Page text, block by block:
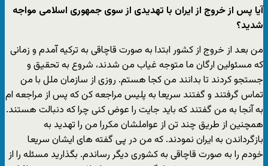
آیا پس از خروج از ایران با تهدیدی از سوی جمهوری اسلامی مواجه
شدید؟
من بعد از خروج از کشور ابتدا به صورت قاچاقی به ترکیه آمدم و زمانی
که مسئولین ارگان ما متوجه غیاب من شدند، شروع به تحقیق و
جستجو کردند تا بدانند من کجا هستم. روزی از سازمان ملل با من
تماس گرفتند و گفتند سریعا به پلیس مراجعه کن که پس از مراجعه ام
به آنجا به من گفتند که باید جایت را عوض کنی چرا که دنبالت هستند.
همچنین از طریق چند تن از عواملشان مکررا من را تهدید به
بازگرداندن به ایران نمودند. که من در پی گفته های ایشان سریعا
خودم را به صورت قاچاقی به کشوری دیگر رساندم. بگذارید مسئله را از